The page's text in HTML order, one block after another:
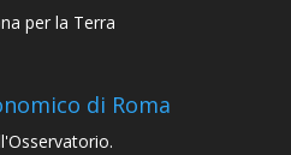
per la Terra
di Roma